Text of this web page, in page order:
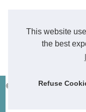
This website
the best
Refuse
© 2026 Bodytherm.eu|